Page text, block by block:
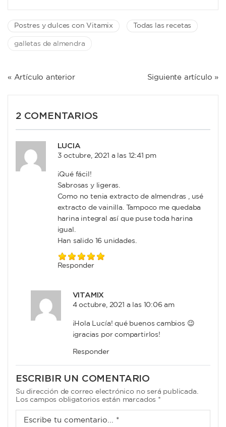
Postres y dulces con Vitamix Todas las recetas
galletas de almendra
NAVEGACIÓN
« Artículo anterior Siguiente artículo »
2 COMENTARIOS
LUCIA
3 octubre, 2021 a las 12:41 pm
¡Qué fácil!
Sabrosas y ligeras.
Como no tenia extracto de almendras , usé
extracto de vainilla. Tampoco me quedaba
harina integral así que puse toda harina
igual.
Han salido 16 unidades.
Responder
VITAMIX
4 octubre, 2021 a las 10:06 am
¡Hola Lucía! qué buenos cambios 😉
¡gracias por compartirlos!
Responder
ESCRIBIR UN COMENTARIO
Su dirección de correo electrónico no será publicada.
Los campos obligatorios están marcados *